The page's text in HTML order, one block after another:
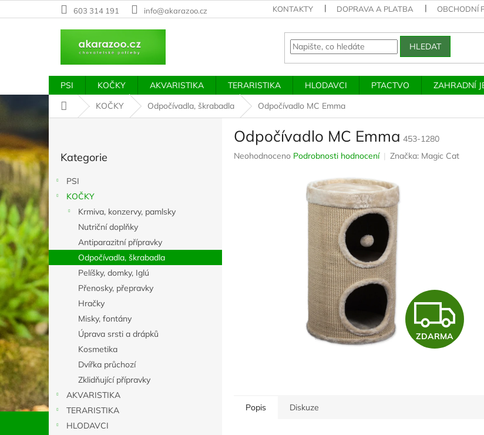
na
603 314 191 info@akarazoo.cz KONTAKTY DOPRAVA A PLATBA OBCHODNÍ
HLEDAT
PSI KOČKY AKVARISTIKA TERARISTIKA HLODAVCI PTACTVO ZAHRADNÍ
Domů
KOČKY Odpočívadla, škrabadla Odpočívadlo MC Emma
s
t
r
a
í
p
a
n
e
l
kategorie
Kategorie
PSI
KOČKY
Krmiva, konzervy, pamlsky
Nutriční doplňky
Antiparazitní přípravky
Odpočívadla, škrabadla
Pelíšky, domky, Iglú
Přenosky, přepravky
Hračky
Misky, fontány
Úprava srsti a drápků
Kosmetika
Dvířka průchozí
Zklidňující přípravky
AKVARISTIKA
TERARISTIKA
HLODAVCI
Odpočívadlo MC Emma 453-1280
Průměrné
Neohodnoceno Podrobnosti hodnocení Značka: Magic Cat
Z
D
ZDARMA
Popis Diskuze